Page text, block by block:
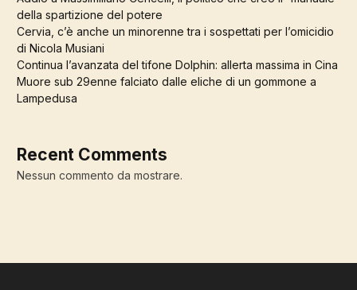
della spartizione del potere
Cervia, c’è anche un minorenne tra i sospettati per l’omicidio
di Nicola Musiani
Continua l’avanzata del tifone Dolphin: allerta massima in Cina
Muore sub 29enne falciato dalle eliche di un gommone a
Lampedusa
Recent Comments
Nessun commento da mostrare.